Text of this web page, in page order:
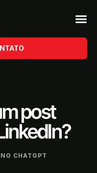
post
CHATGPT